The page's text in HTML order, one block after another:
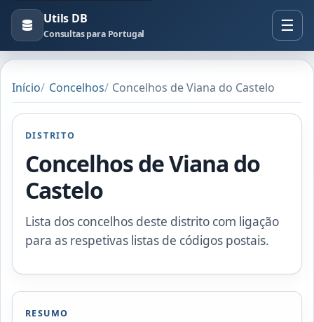
Utils DB
Consultas para Portugal
Início Concelhos Concelhos de Viana do Castelo
DISTRITO
Concelhos de Viana do
Castelo
Lista dos concelhos deste distrito com ligação
para as respetivas listas de códigos postais.
RESUMO